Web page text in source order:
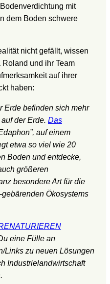
mit
dem Boden schwere
nicht gefällt, wissen
und ihr Team
auf ihrer
haben:
Erde befinden sich mehr
der Erde. Das
auf einem
etwa so viel wie 20
Boden und entdecke,
größeren
besondere Art für die
Ökosystems
eine Fülle an
Links zu neuen Lösungen
Industrielandwirtschaft